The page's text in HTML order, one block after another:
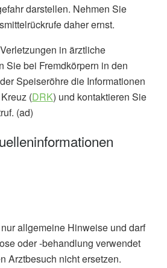
darstellen. Nehmen Sie
daher ernst.
in ärztliche
Sie bei Fremdkörpern in den
Speiseröhre die Informationen
(DRK) und kontaktieren Sie
(ad)
allgemeine Hinweise und darf
oder -behandlung verwendet
Arztbesuch nicht ersetzen.